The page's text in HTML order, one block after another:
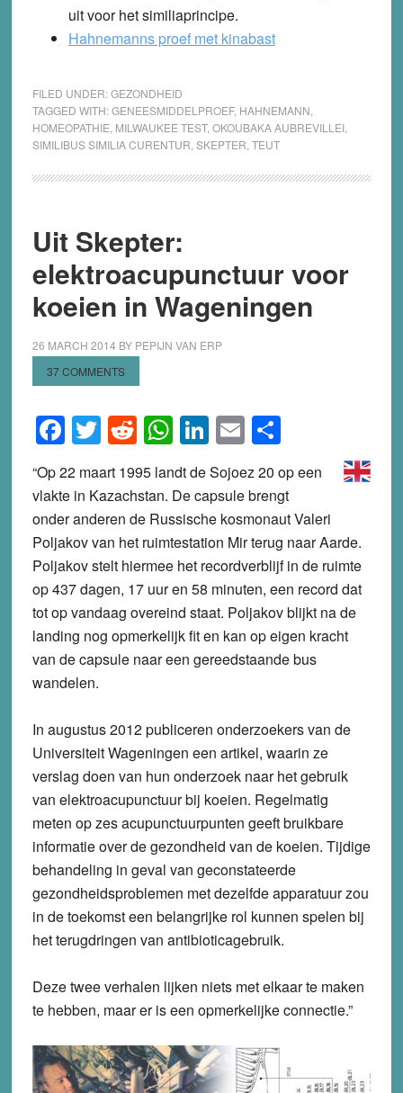
uit voor het similiaprincipe.
Hahnemanns proef met kinabast
FILED UNDER:GEZONDHEID
TAGGED WITH:GENEESMIDDELPROEF, HAHNEMANN
HOMEOPATHIE MILWAUKEE TEST, OKOUBAKA AUBREVILLEI,
SIMILIBUS SIMILIA CURENTUR SKEPTER TEUT
Uit Skepter:
elektroacupunctuur voor
koeien in Wageningen
26 MARCH 2014 BY PEPIJN VAN ERP
37 COMMENTS
Facebook
Twitter
Reddit
WhatsApp
LinkedIn
EmailShare
“Op 22 maart 1995 landt de Sojoez 20 op een
vlakte in Kazachstan. De capsule brengt
onder anderen de Russische kosmonaut Valeri
Poljakov van het ruimtestation Mir terug naar Aarde.
Poljakov stelt hiermee het recordverblijf in de ruimte
op 437 dagen, 17 uur en 58 minuten, een record dat
tot op vandaag overeind staat. Poljakov blijkt na de
landing nog opmerkelijk fit en kan op eigen kracht
van de capsule naar een gereedstaande bus
wandelen.
In augustus 2012 publiceren onderzoekers van de
Universiteit Wageningen een artikel, waarin ze
verslag doen van hun onderzoek naar het gebruik
van elektroacupunctuur bij koeien. Regelmatig
meten op zes acupunctuurpunten geeft bruikbare
informatie over de gezondheid van de koeien. Tijdige
behandeling in geval van geconstateerde
gezondheidsproblemen met dezelfde apparatuur zou
in de toekomst een belangrijke rol kunnen spelen bij
het terugdringen van antibioticagebruik.
Deze twee verhalen lijken niets met elkaar te maken
te hebben, maar er is een opmerkelijke connectie.”